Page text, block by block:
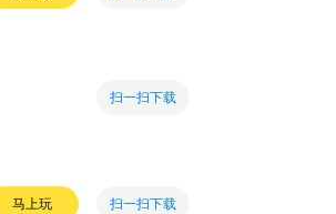
扫一扫下载
马上玩 扫一扫下载